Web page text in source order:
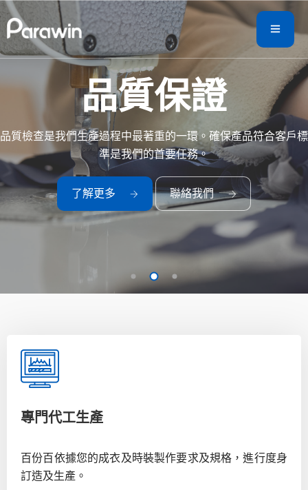
品質保證
品質檢查是我們生產過程中最著重的一環。確保產品符合客戶標
準是我們的首要任務。
了解更多 聯絡我們
專門代工生產
百份百依據您的成衣及時裝製作要求及規格，進行度身
訂造及生產。